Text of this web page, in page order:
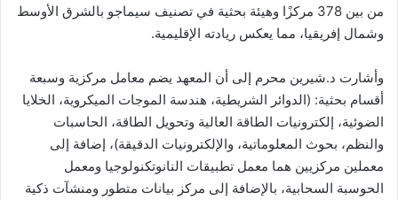
من بين 378 مركزًا وهيئة بحثية في تصنيف سيماجو بالشرق الأوسط
وشمال إفريقيا، مما يعكس ريادته الإقليمية.
وأشارت د.شيرين محرم إلى أن المعهد يضم معامل مركزية وسبعة
أقسام بحثية: (الدوائر الشريطية، هندسة الموجات الميكروية، الخلايا
الضوئية، إلكترونيات الطاقة العالية وتحويل الطاقة، الحاسبات
والنظم، بحوث المعلوماتية، والإلكترونيات الدقيقة)، إضافة إلى
معملين مركزيين هما معمل تطبيقات النانوتكنولوجيا ومعمل
الحوسبة السحابية، بالإضافة إلى مركز بيانات متطور ومنشآت ذكية